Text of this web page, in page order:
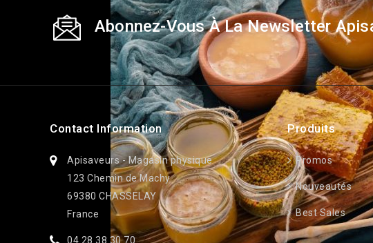
Abonnez-Vous À La Newsletter
Contact Information
Apisaveurs - Magasin physique
123 Chemin de Machy
69380 CHASSELAY
France
04 28 38 30 70
Produits
Promos
Nouveautés
Best Sales